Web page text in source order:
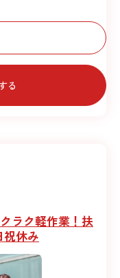
る
ラク軽作業！扶
祝休み